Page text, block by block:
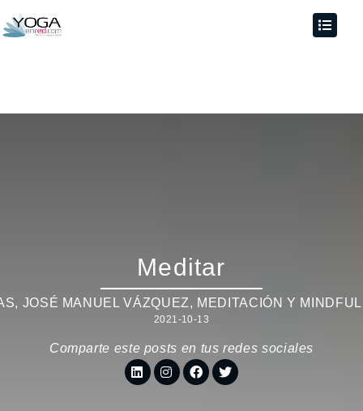
Meditar
, JOSÉ MANUEL VÁZQUEZ, MEDITACIÓN Y
2021-10-13
Comparte este posts en tus redes sociales